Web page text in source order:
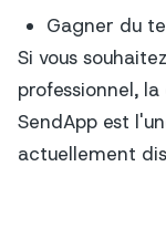
Gagner du
Si vous
professionnel,
SendApp est
actuellement